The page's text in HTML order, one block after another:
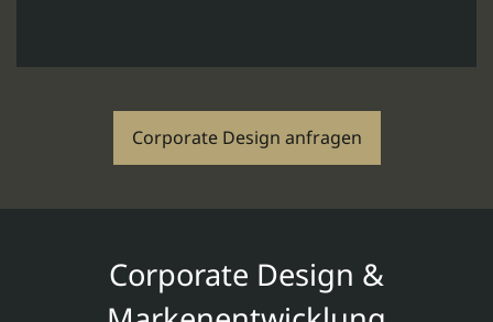
Corporate Design anfragen
Corporate Design &